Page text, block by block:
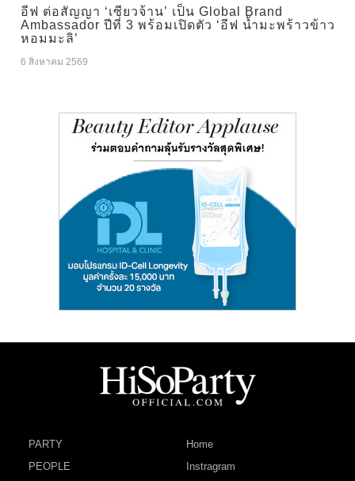
อีฟ ต่อสัญญา ‘เซียวจ้าน’ เป็น Global Brand
Ambassador ปีที่ 3 พร้อมเปิดตัว ‘อีฟ น้ำมะพร้าวข้าว
หอมมะลิ’
6 สิงหาคม 2569
PARTY
PEOPLE
Home
Instragram